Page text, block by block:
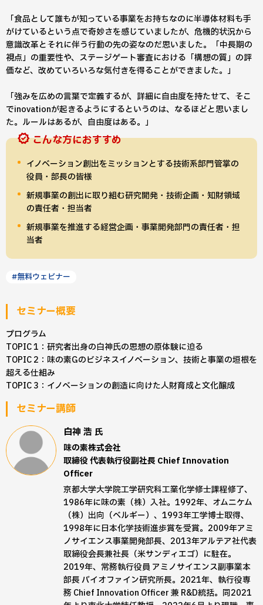
「食品として誰もが知っている事業をお持ちなのに半導体材料も手
がけているという点で奇妙さを感じていましたが、危機的状況から
意識改革とそれに伴う行動の先の姿なのだ思いました。「中長期の
視点」の重要性や、ステージゲート審査における「構想の質」の評
価など、改めていろいろな気付きを得ることができました。」
「強みを広めの言葉で定義するが、詳細に自由度を持たせて、そこ
でinovationが起きるようにするというのは、なるほどと思いまし
た。ルールはあるが、自由度はある。」
こんな方におすすめ
イノベーション創出をミッションとする技術系部門管掌の
役員・部長の皆様
新規事業の創出に取り組む研究開発・技術企画・知財領域
の責任者・担当者
新規事業を推進する経営企画・事業開発部門の責任者・担
当者
#無料ウェビナー
セミナー概要
プログラム
TOPIC 1：研究者出身の白神氏の思想の原体験に迫る
TOPIC 2：味の素Gのビジネスイノベーション、技術と事業の垣根を
超える仕組み
TOPIC 3：イノベーションの創造に向けた人財育成と文化醸成
セミナー講師
白神 浩 氏
味の素株式会社
取締役 代表執行役副社長 Chief Innovation
Officer
京都大学大学院工学研究科工業化学修士課程修了、
1986年に味の素（株）入社。1992年、オムニケム
（株）出向（ベルギー）、1993年工学博士取得、
1998年に日本化学技術進歩賞を受賞。2009年アミ
ノサイエンス事業開発部長、2013年アルテア社代表
取締役会長兼社長（米サンディエゴ）に駐在。
2019年、常務執行役員 アミノサイエンス副事業本
部長 バイオファイン研究所長。2021年、執行役専
務 Chief Innovation Officer 兼 R&D統括。同2021